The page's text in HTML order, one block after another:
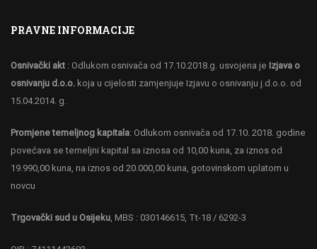
PRAVNE INFORMACIJE
Osnivački akt : Odlukom osnivača od 17.10.2018.g. usvojena je Izjava o
osnivanju d.o.o. koja u cijelosti zamjenjuje Izjavu o osnivanju j.d.o.o. od
15.04.2014. g.
Promjene temeljnog kapitala: Odlukom osnivača od 17.10. 2018. godine
povećava se temeljni kapital sa iznosa od 10,00 kuna, za iznos od
19.990,00 kuna, na iznos od 20.000,00 kuna, gotovinskom uplatom u
novcu
Trgovački sud u Osijeku, MBS : 030146615, Tt-18 / 6292-3